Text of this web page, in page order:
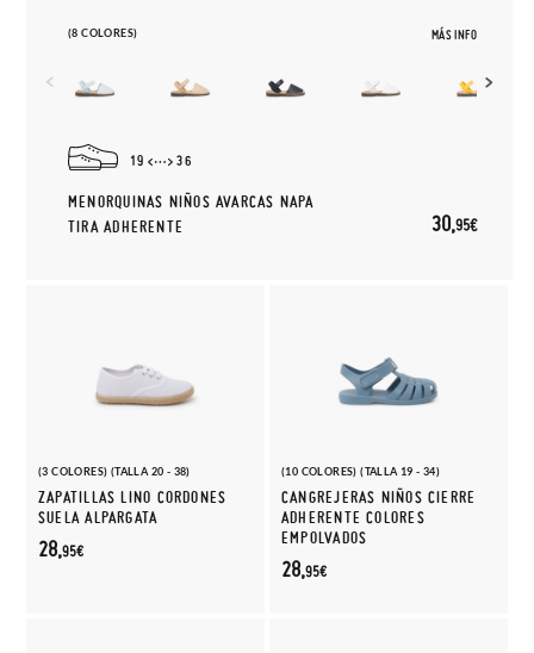
(8 COLORES) MÁS INFO
19 36
MENORQUINAS NIÑOS AVARCAS NAPA
TIRA ADHERENTE
30,95€
(3 COLORES) (TALLA 20 - 38)
ZAPATILLAS LINO CORDONES
SUELA ALPARGATA
28,95€
(10 COLORES) (TALLA 19 - 34)
CANGREJERAS NIÑOS CIERRE
ADHERENTE COLORES
EMPOLVADOS
28,95€